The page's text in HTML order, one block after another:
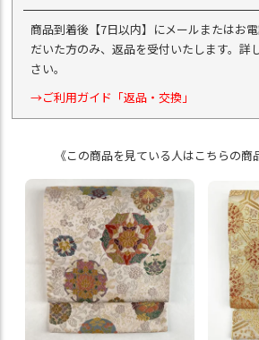
商品到着後【7日以内】にメールまたはお
だいた方のみ、返品を受付いたします。詳
さい。
→ご利用ガイド「返品・交換」
《この商品を見ている人はこちらの商